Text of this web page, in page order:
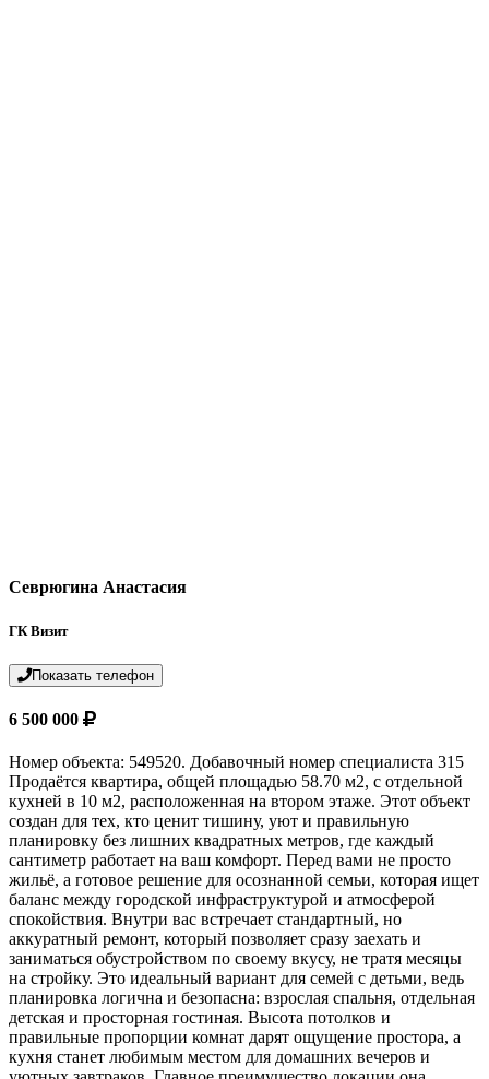
Севрюгина Анастасия
ГК Визит
Показать телефон
6 500 000
Номер объекта: 549520. Добавочный номер специалиста 315
Продаётся квартира, общей площадью 58.70 м2, с отдельной
кухней в 10 м2, расположенная на втором этаже. Этот объект
создан для тех, кто ценит тишину, уют и правильную
планировку без лишних квадратных метров, где каждый
сантиметр работает на ваш комфорт. Перед вами не просто
жильё, а готовое решение для осознанной семьи, которая ищет
баланс между городской инфраструктурой и атмосферой
спокойствия. Внутри вас встречает стандартный, но
аккуратный ремонт, который позволяет сразу заехать и
заниматься обустройством по своему вкусу, не тратя месяцы
на стройку. Это идеальный вариант для семей с детьми, ведь
планировка логична и безопасна: взрослая спальня, отдельная
детская и просторная гостиная. Высота потолков и
правильные пропорции комнат дарят ощущение простора, а
кухня станет любимым местом для домашних вечеров и